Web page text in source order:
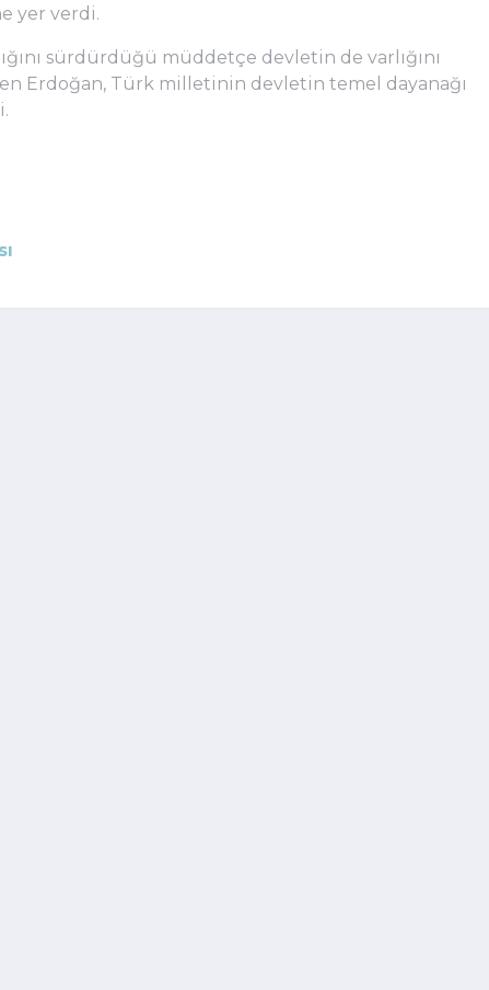
yer verdi.
sürdürdüğü müddetçe devletin de varlığını
Erdoğan, Türk milletinin devletin temel dayanağı